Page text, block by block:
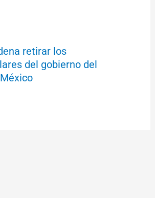
retirar los
del gobierno del